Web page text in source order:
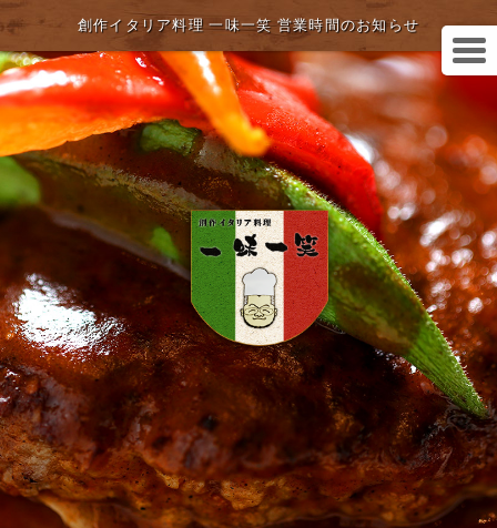
創作イタリア料理 一味一笑 営業時間のお知らせ